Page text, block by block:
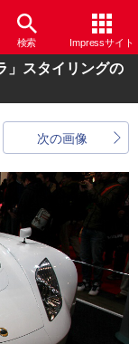
検索 Impressサイト
」スタイリングの
次の画像